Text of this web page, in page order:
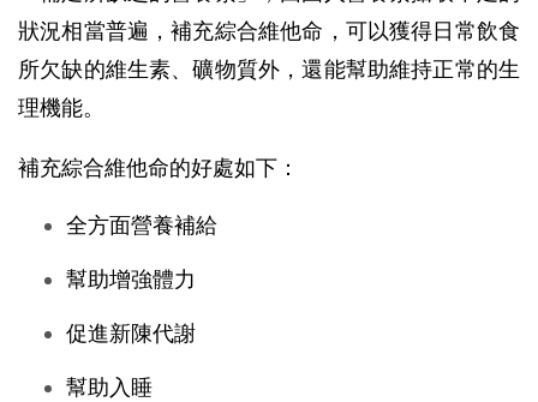
狀況相當普遍，補充綜合維他命，可以獲得日常飲食
所欠缺的維生素、礦物質外，還能幫助維持正常的生
理機能。
補充綜合維他命的好處如下：
全方面營養補給
幫助增強體力
促進新陳代謝
幫助入睡